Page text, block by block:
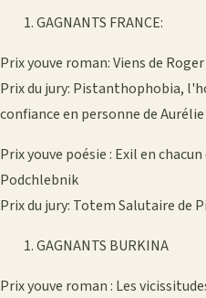
GAGNANTS FRANCE:
Prix youve roman: Viens de
Prix du jury: Pistanthophobia,
confiance en personne de
Prix youve poésie : Exil en
Podchlebnik
Prix du jury: Totem Salutaire de
GAGNANTS BURKINA
Prix youve roman : Les